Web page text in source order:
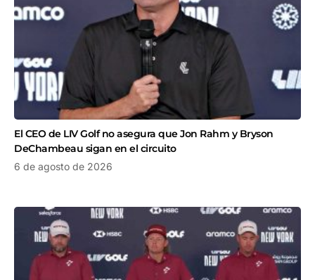
El CEO de LIV Golf no asegura que Jon Rahm y Bryson
DeChambeau sigan en el circuito
6 de agosto de 2026